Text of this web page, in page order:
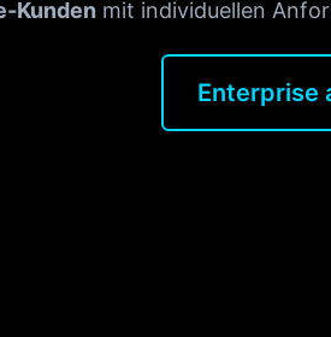
Kundenmit individuellen
Enterprise